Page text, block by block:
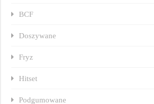
BCF
Doszywane
Fryz
Hitset
Podgumowane